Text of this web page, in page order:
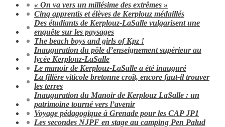
« On va vers un millésime des extrêmes »
Cinq apprentis et élèves de Kerplouz médaillés
Des étudiants de Kerplouz-LaSalle vulgarisent une
enquête sur les paysages
The beach boys and girls of Kpz !
Inauguration du pôle d’enseignement supérieur au
lycée Kerplouz-LaSalle
Le manoir de Kerplouz-LaSalle a été inauguré
La filière viticole bretonne croît, encore faut-il trouver
les terres
Inauguration du Manoir de Kerplouz LaSalle : un
patrimoine tourné vers l’avenir
Voyage pédagogique à Grenade pour les CAP JP1
Les secondes NJPF en stage au camping Pen Palud